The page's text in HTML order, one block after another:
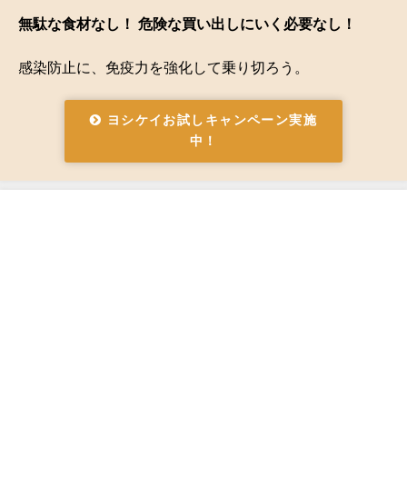
無駄な食材なし！ 危険な買い出しにいく必要なし！
感染防止に、免疫力を強化して乗り切ろう。
ヨシケイお試しキャンペーン実施
中！